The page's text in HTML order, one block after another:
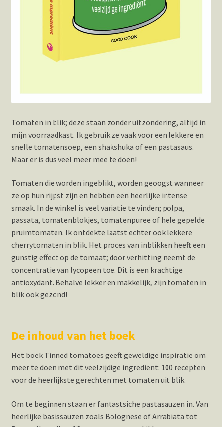
Tomaten in blik; deze staan zonder uitzondering, altijd in
mijn voorraadkast. Ik gebruik ze vaak voor een lekkere en
snelle tomatensoep, een shakshuka of een pastasaus.
Maar er is dus veel meer mee te doen!
Tomaten die worden ingeblikt, worden geoogst wanneer
ze op hun rijpst zijn en hebben een heerlijke intense
smaak. In de winkel is veel variatie te vinden; polpa,
passata, tomatenblokjes, tomatenpuree of hele gepelde
pruimtomaten. Ik ontdekte laatst echter ook lekkere
cherrytomaten in blik. Het proces van inblikken heeft een
gunstig effect op de tomaat; door verhitting neemt de
concentratie van lycopeen toe. Dit is een krachtige
antioxydant. Behalve lekker en makkelijk, zijn tomaten in
blik ook gezond!
De inhoud van het boek
Het boek Tinned tomatoes geeft geweldige inspiratie om
meer te doen met dit veelzijdige ingrediënt: 100 recepten
voor de heerlijkste gerechten met tomaten uit blik.
Om te beginnen staan er fantastsiche pastasauzen in. Van
heerlijke basissauzen zoals Bolognese of Arrabiata tot